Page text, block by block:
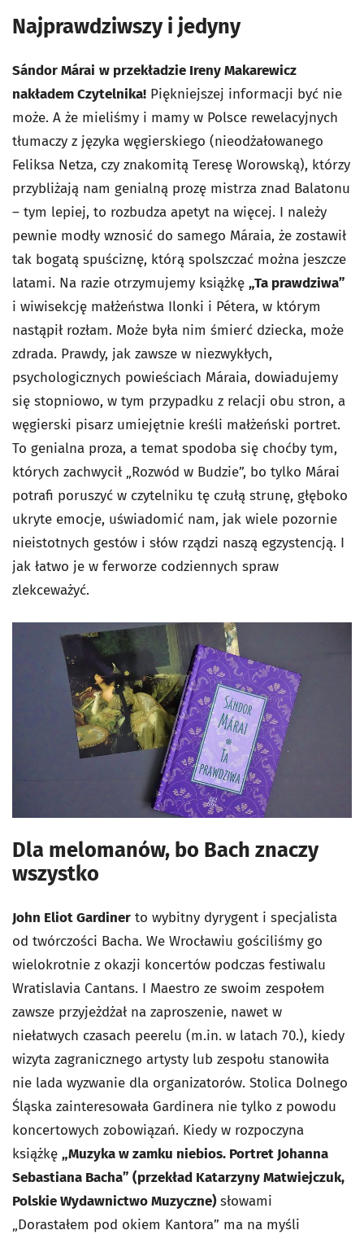
Najprawdziwszy i jedyny
Sándor Márai w przekładzie Ireny Makarewicz
nakładem Czytelnika! Piękniejszej informacji być nie
może. A że mieliśmy i mamy w Polsce rewelacyjnych
tłumaczy z języka węgierskiego (nieodżałowanego
Feliksa Netza, czy znakomitą Teresę Worowską), którzy
przybliżają nam genialną prozę mistrza znad Balatonu
– tym lepiej, to rozbudza apetyt na więcej. I należy
pewnie modły wznosić do samego Máraia, że zostawił
tak bogatą spuściznę, którą spolszczać można jeszcze
latami. Na razie otrzymujemy książkę „Ta prawdziwa”
i wiwisekcję małżeństwa Ilonki i Pétera, w którym
nastąpił rozłam. Może była nim śmierć dziecka, może
zdrada. Prawdy, jak zawsze w niezwykłych,
psychologicznych powieściach Máraia, dowiadujemy
się stopniowo, w tym przypadku z relacji obu stron, a
węgierski pisarz umiejętnie kreśli małżeński portret.
To genialna proza, a temat spodoba się choćby tym,
których zachwycił „Rozwód w Budzie”, bo tylko Márai
potrafi poruszyć w czytelniku tę czułą strunę, głęboko
ukryte emocje, uświadomić nam, jak wiele pozornie
nieistotnych gestów i słów rządzi naszą egzystencją. I
jak łatwo je w ferworze codziennych spraw
zlekceważyć.
Dla melomanów, bo Bach znaczy
wszystko
John Eliot Gardiner to wybitny dyrygent i specjalista
od twórczości Bacha. We Wrocławiu gościliśmy go
wielokrotnie z okazji koncertów podczas festiwalu
Wratislavia Cantans. I Maestro ze swoim zespołem
zawsze przyjeżdżał na zaproszenie, nawet w
niełatwych czasach peerelu (m.in. w latach 70.), kiedy
wizyta zagranicznego artysty lub zespołu stanowiła
nie lada wyzwanie dla organizatorów. Stolica Dolnego
Śląska zainteresowała Gardinera nie tylko z powodu
koncertowych zobowiązań. Kiedy w rozpoczyna
książkę „Muzyka w zamku niebios. Portret Johanna
Sebastiana Bacha” (przekład Katarzyny Matwiejczuk,
Polskie Wydawnictwo Muzyczne)słowami
„Dorastałem pod okiem Kantora” ma na myśli